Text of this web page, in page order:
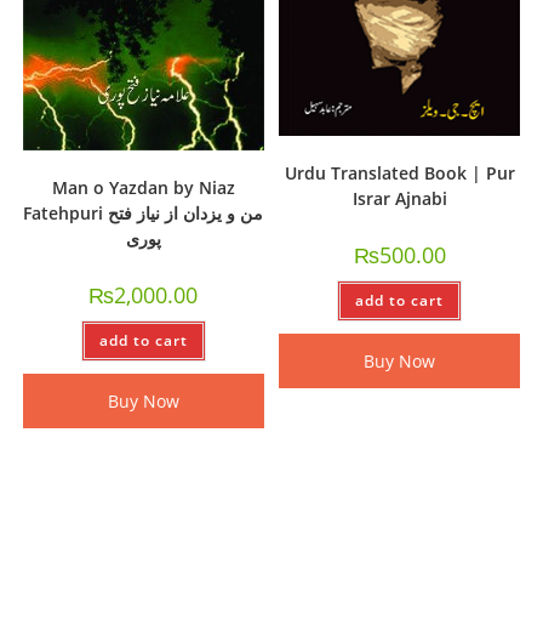
Man o Yazdan by Niaz
Fatehpuri من و یزدان از نیاز فتح
پوری
₨2,000.00
add to cart
Buy Now
Urdu Translated Book | Pur
Israr Ajnabi
₨500.00
add to cart
Buy Now